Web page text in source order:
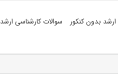
بدون کنکور سوالات کارشناسی ارشد